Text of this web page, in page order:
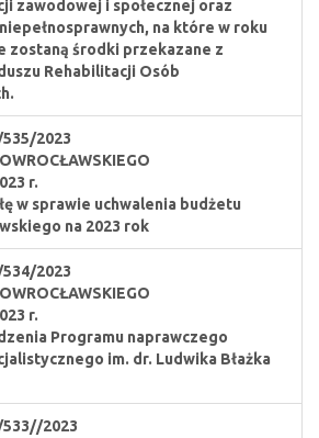
zawodowej i społecznej oraz
na które w roku
zostaną środki przekazane z
Rehabilitacji Osób
535/2023
r.
w sprawie uchwalenia budżetu
na 2023 rok
534/2023
r.
Programu naprawczego
im. dr. Ludwika Błażka
533//2023